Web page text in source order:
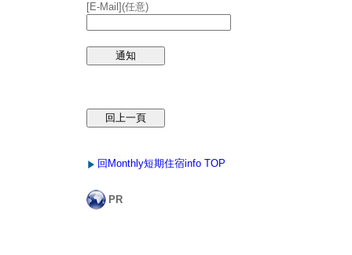
[E-Mail](任意)
回Monthly短期住宿info TOP
PR